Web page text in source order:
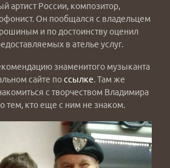
артист России, композитор,
Он пообщался с владельцем
и по достоинству оценил
в ателье услуг.
знаменитого музыканта
сайте поссылке. Там же
с творчеством Владимира
тем, кто еще с ним не знаком.